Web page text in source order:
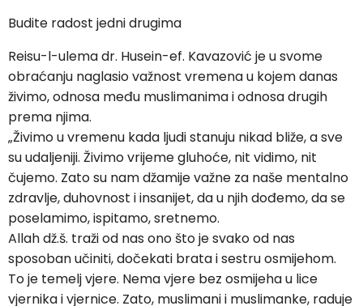
Budite radost jedni drugima
Reisu-l-ulema dr. Husein-ef. Kavazović je u svome
obraćanju naglasio važnost vremena u kojem danas
živimo, odnosa među muslimanima i odnosa drugih
prema njima.
„Živimo u vremenu kada ljudi stanuju nikad bliže, a sve
su udaljeniji. Živimo vrijeme gluhoće, nit vidimo, nit
čujemo. Zato su nam džamije važne za naše mentalno
zdravlje, duhovnost i insanijet, da u njih dođemo, da se
poselamimo, ispitamo, sretnemo.
Allah dž.š. traži od nas ono što je svako od nas
sposoban učiniti, dočekati brata i sestru osmijehom.
To je temelj vjere. Nema vjere bez osmijeha u lice
vjernika i vjernice. Zato, muslimani i muslimanke, raduje